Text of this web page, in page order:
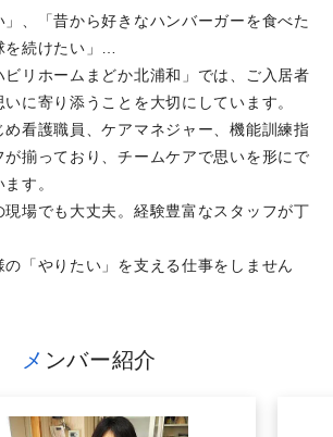
」、「昔から好きなハンバーガーを食べた
を続けたい」…
ビリホームまどか北浦和」では、ご入居者
に寄り添うことを大切にしています。
看護職員、ケアマネジャー、機能訓練指
揃っており、チームケアで思いを形にで
す。
場でも大丈夫。経験豊富なスタッフが丁
「やりたい」を支える仕事をしません
メンバー紹介